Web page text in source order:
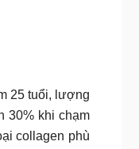
25 tuổi, lượng
30% khi chạm
collagen phù